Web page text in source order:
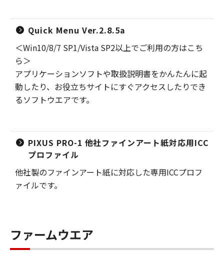
Quick Menu Ver.2.8.5a
＜Win10/8/7 SP1/Vista SP2以上でご利用の方はこち
ら＞
アプリケーションソフトや取扱説明書をかんたんに起
動したり、お役立ちサイトにすぐアクセスしたりでき
るソフトウエアです。
PIXUS PRO-1 他社ファインアート紙対応用ICC
プロファイル
他社製のファインアート紙に対応した専用ICCプロフ
ァイルです。
ファームウエア